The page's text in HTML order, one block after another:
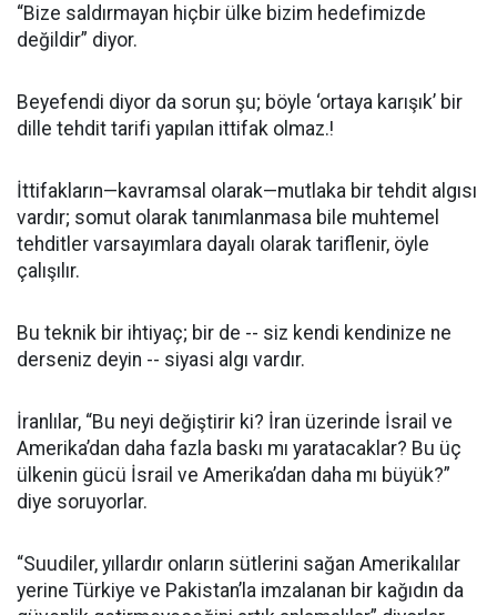
“Bize saldırmayan hiçbir ülke bizim hedefimizde
değildir” diyor.
Beyefendi diyor da sorun şu; böyle ‘ortaya karışık’ bir
dille tehdit tarifi yapılan ittifak olmaz.!
İttifakların—kavramsal olarak—mutlaka bir tehdit algısı
vardır; somut olarak tanımlanmasa bile muhtemel
tehditler varsayımlara dayalı olarak tariflenir, öyle
çalışılır.
Bu teknik bir ihtiyaç; bir de -- siz kendi kendinize ne
derseniz deyin -- siyasi algı vardır.
İranlılar, “Bu neyi değiştirir ki? İran üzerinde İsrail ve
Amerika’dan daha fazla baskı mı yaratacaklar? Bu üç
ülkenin gücü İsrail ve Amerika’dan daha mı büyük?”
diye soruyorlar.
“Suudiler, yıllardır onların sütlerini sağan Amerikalılar
yerine Türkiye ve Pakistan’la imzalanan bir kağıdın da